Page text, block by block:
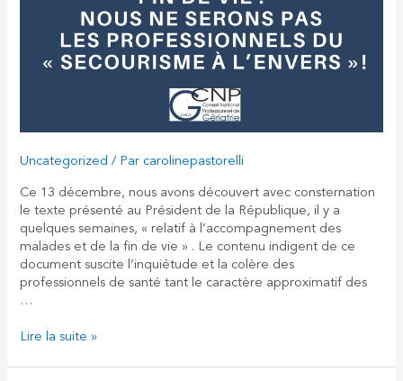
urgence
de
ans
Uncategorized / Par carolinepastorelli
Ce 13 décembre, nous avons découvert avec consternation
le texte présenté au Président de la République, il y a
quelques semaines, « relatif à l’accompagnement des
malades et de la fin de vie » . Le contenu indigent de ce
document suscite l’inquiétude et la colère des
professionnels de santé tant le caractère approximatif des
…
Lire la suite »